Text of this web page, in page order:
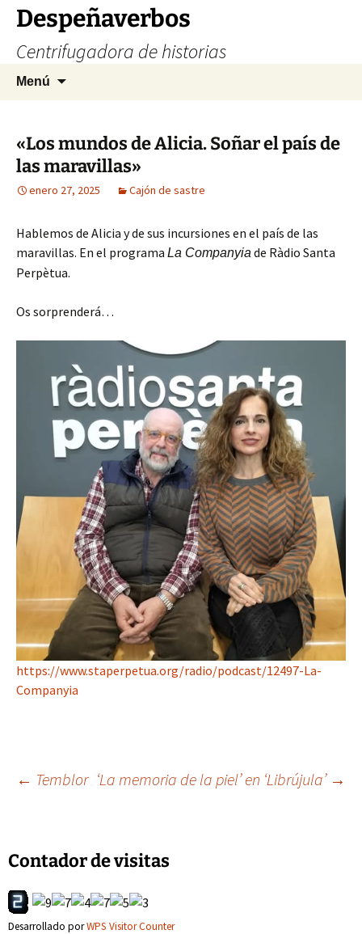
Saltar
contenido
Despeñaverbos
Centrifugadora de historias
Menú
«Los mundos de Alicia. Soñar el país de
las maravillas»
enero 27, 2025 Cajón de sastre
Hablemos de Alicia y de sus incursiones en el país de las
maravillas. En el programa La Companyia de Ràdio Santa
Perpètua.
Os sorprenderá…
https://www.staperpetua.org/radio/podcast/12497-La-
Companyia
Navegación
de
entradas
← Temblor ‘La memoria de la piel’ en ‘Librújula’ →
Contador de visitas
Desarrollado porWPS Visitor Counter